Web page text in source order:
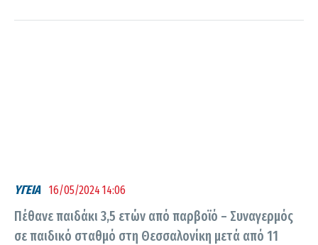
ΥΓΕΙΑ 16/05/2024 14:06
Πέθανε παιδάκι 3,5 ετών από παρβοϊό – Συναγερμός
σε παιδικό σταθμό στη Θεσσαλονίκη μετά από 11